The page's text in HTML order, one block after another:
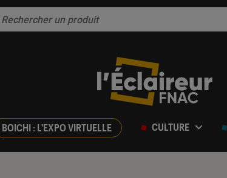
BOICHI : L'EXPO VIRTUELLE CULTURE